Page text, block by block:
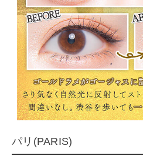
パリ(PARIS)